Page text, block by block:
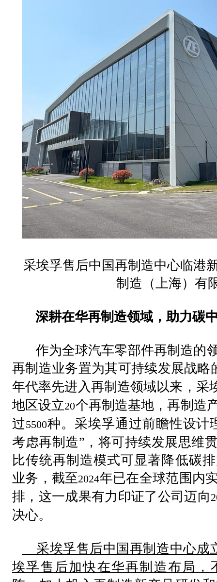
采埃孚售后中国再制造中心临港
制造（上海）有
深耕在华再制造领域，助力碳
作为全球汽车零部件再制造的
再制造业务置为其可持续发展战略
年代率先进入再制造领域以来，采
地区设立20个再制造基地，再制造
过5500种。采埃孚通过前瞻性设计
考虑再制造”，将可持续发展思维
比传统再制造模式可显著降低碳
业务，截至2024年已在全球范围内
排，这一成果有力印证了公司迈向
决心。
采埃孚售后中国再制造中心成
埃孚售后加快在华再制造布局，